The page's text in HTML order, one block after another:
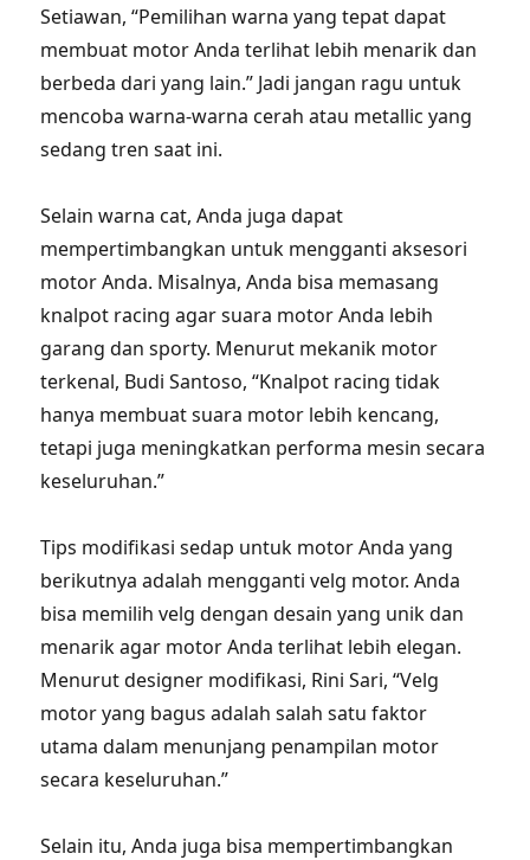
Setiawan, “Pemilihan warna yang tepat dapat
membuat motor Anda terlihat lebih menarik dan
berbeda dari yang lain.” Jadi jangan ragu untuk
mencoba warna-warna cerah atau metallic yang
sedang tren saat ini.
Selain warna cat, Anda juga dapat
mempertimbangkan untuk mengganti aksesori
motor Anda. Misalnya, Anda bisa memasang
knalpot racing agar suara motor Anda lebih
garang dan sporty. Menurut mekanik motor
terkenal, Budi Santoso, “Knalpot racing tidak
hanya membuat suara motor lebih kencang,
tetapi juga meningkatkan performa mesin secara
keseluruhan.”
Tips modifikasi sedap untuk motor Anda yang
berikutnya adalah mengganti velg motor. Anda
bisa memilih velg dengan desain yang unik dan
menarik agar motor Anda terlihat lebih elegan.
Menurut designer modifikasi, Rini Sari, “Velg
motor yang bagus adalah salah satu faktor
utama dalam menunjang penampilan motor
secara keseluruhan.”
Selain itu, Anda juga bisa mempertimbangkan